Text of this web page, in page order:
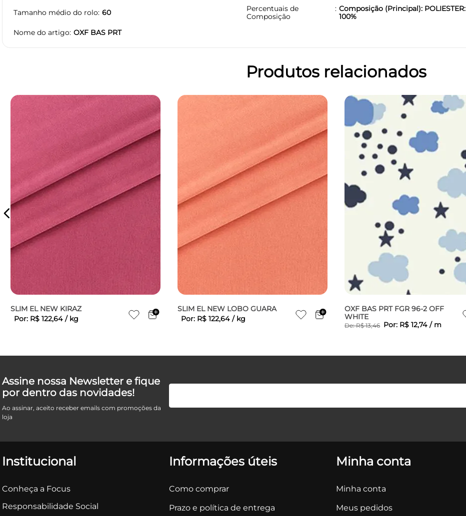
Tamanho médio do rolo 60
Percentuais de
Composição
Composição (Principal): POLIESTER:
100%
Nome do artigo OXF BAS PRT
Produtos relacionados
SLIM EL NEW KIRAZ
Por: R$ 122,64 / kg
SLIM EL NEW LOBO GUARA
Por: R$ 122,64 / kg
OXF BAS PRT FGR 96-2 OFF
WHITE
De:R$ 13,46 Por: R$ 12,74 / m
Assine nossa Newsletter e fique
por dentro das novidades!
Ao assinar, aceito receber emails com promoções da
loja
Institucional
Conheça a Focus
Responsabilidade Social
Informações úteis
Como comprar
Prazo e política de entrega
Minha conta
Minha conta
Meus pedidos